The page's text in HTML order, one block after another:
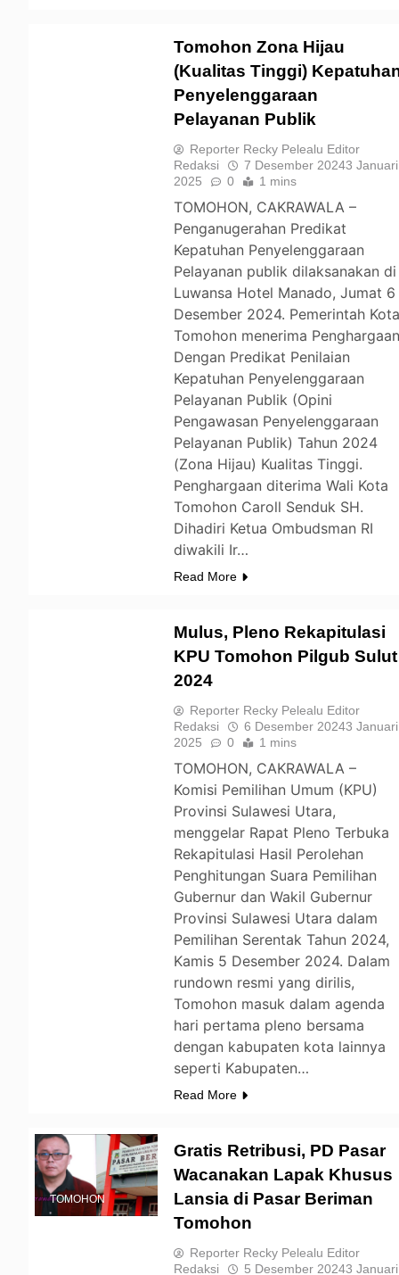
Tomohon Zona Hijau
(Kualitas Tinggi)
Penyelenggaraan
Pelayanan Publik
Reporter Recky Pelealu Editor
Redaksi
7 Desember 20243 Januari
2025
0 1 mins
TOMOHON, CAKRAWALA –
Penganugerahan Predikat
Kepatuhan Penyelenggaraan
Pelayanan publik dilaksanakan di
Luwansa Hotel Manado, Jumat 6
Desember 2024. Pemerintah
Tomohon menerima
Dengan Predikat Penilaian
Kepatuhan Penyelenggaraan
Pelayanan Publik (Opini
Pengawasan Penyelenggaraan
Pelayanan Publik) Tahun 2024
(Zona Hijau) Kualitas Tinggi.
Penghargaan diterima Wali Kota
Tomohon Caroll Senduk SH.
Dihadiri Ketua Ombudsman RI
diwakili Ir…
Read More
Mulus, Pleno Rekapitulasi
KPU Tomohon Pilgub Sulut
2024
Reporter Recky Pelealu Editor
Redaksi
6 Desember 20243 Januari
2025
0 1 mins
TOMOHON, CAKRAWALA –
Komisi Pemilihan Umum (KPU)
Provinsi Sulawesi Utara,
menggelar Rapat Pleno Terbuka
Rekapitulasi Hasil Perolehan
Penghitungan Suara Pemilihan
Gubernur dan Wakil Gubernur
Provinsi Sulawesi Utara dalam
Pemilihan Serentak Tahun 2024,
Kamis 5 Desember 2024. Dalam
rundown resmi yang dirilis,
Tomohon masuk dalam agenda
hari pertama pleno bersama
dengan kabupaten kota lainnya
seperti Kabupaten…
Read More
TOMOHON
Gratis Retribusi, PD Pasar
Wacanakan Lapak Khusus
Lansia di Pasar Beriman
Tomohon
Reporter Recky Pelealu Editor
Redaksi
5 Desember 20243 Januari